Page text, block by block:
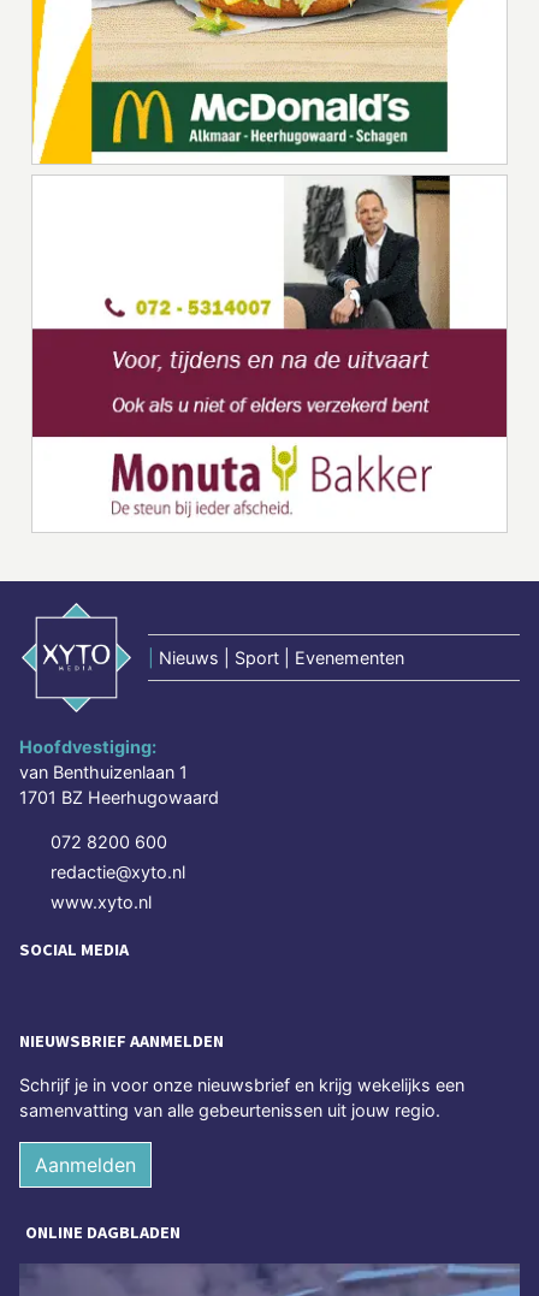
Nieuws | Sport | Evenementen
Hoofdvestiging:
van Benthuizenlaan 1
1701 BZ Heerhugowaard
072 8200 600
redactie@xyto.nl
www.xyto.nl
SOCIAL MEDIA
NIEUWSBRIEF AANMELDEN
Schrijf je in voor onze nieuwsbrief en krijg wekelijks een
samenvatting van alle gebeurtenissen uit jouw regio.
Aanmelden
ONLINE DAGBLADEN